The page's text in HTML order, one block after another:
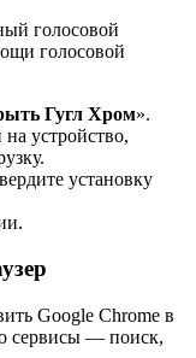
голосовой
голосовой
Гугл Хром».
устройство,
установку
Google Chrome в
сервисы — поиск,